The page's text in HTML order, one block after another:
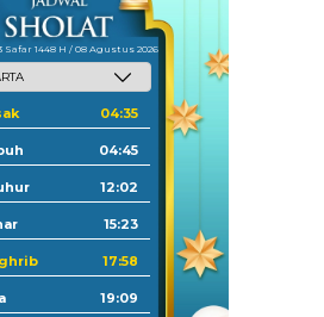
Safar 1448 H / 08 Agustus 2026
04:35
04:45
12:02
15:23
17:58
19:09